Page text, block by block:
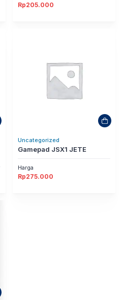
Rp205.000
Uncategorized
Gamepad JSX1 JETE
Harga
Rp275.000